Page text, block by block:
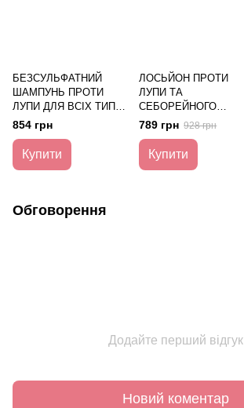
БЕЗСУЛЬФАТНИЙ
ШАМПУНЬ ПРОТИ
ЛУПИ ДЛЯ ВСІХ ТИПІВ
ВОЛОССЯ SEBOMAX
CONTROL 200 мл
854 грн
Купити
ЛОСЬЙОН ПРОТИ
ЛУПИ ТА
СЕБОРЕЙНОГО
ДЕРМАТИТУ
SEBOMAX 100 мл
789 грн 928 грн
Купити
Обговорення
Додайте перший відгук
Новий коментар